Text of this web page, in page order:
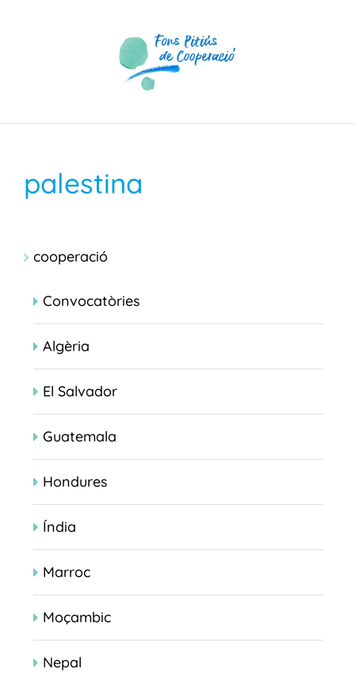
palestina
cooperació
Convocatòries
Algèria
El Salvador
Guatemala
Hondures
Índia
Marroc
Moçambic
Nepal